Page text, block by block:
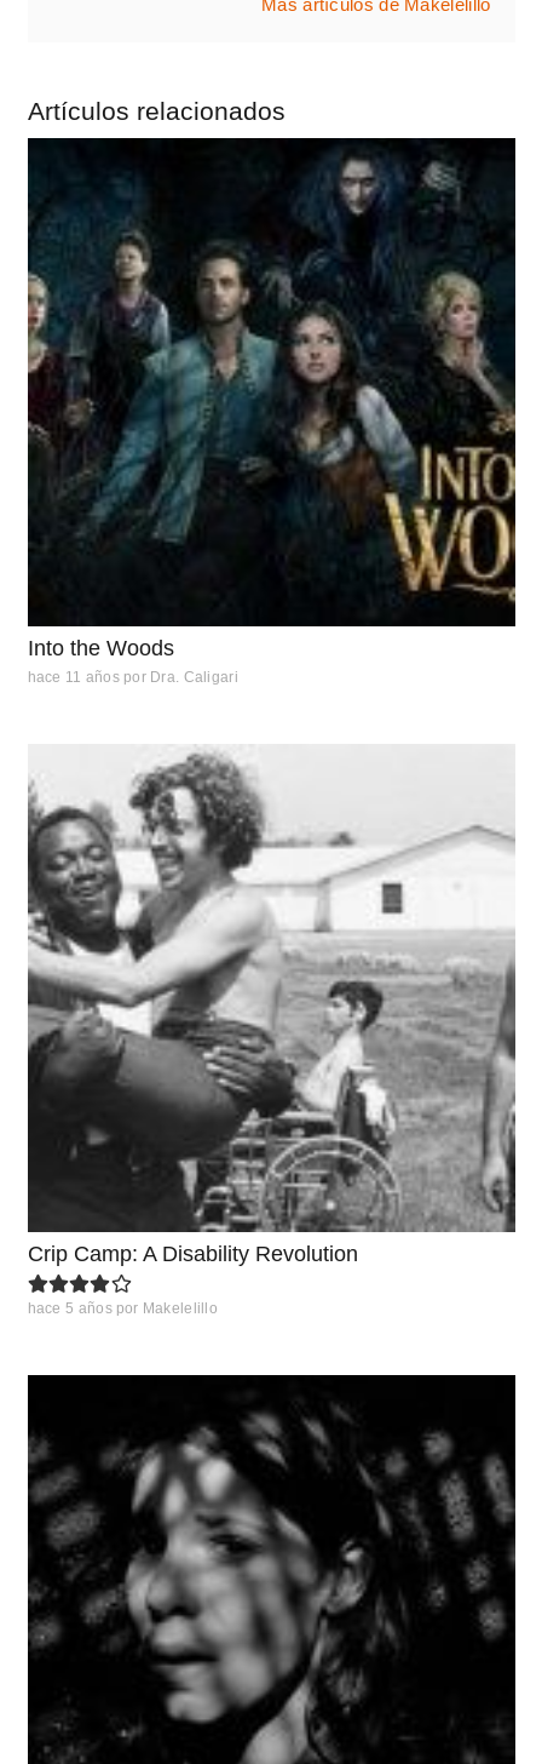
Más artículos de Makelelillo
Artículos relacionados
Into the Woods
hace 11 años por Dra. Caligari
Crip Camp: A Disability Revolution
hace 5 años por Makelelillo